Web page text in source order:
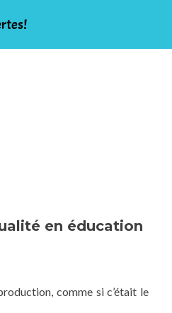
Piscine
en éducation
comme si c’était le